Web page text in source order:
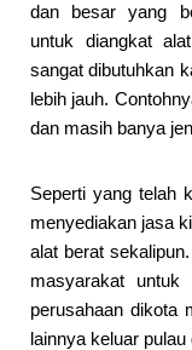
dan besar yang
untuk diangkat
sangat dibutuhkan
lebih jauh.
dan masih banya
Seperti yang telah
menyediakan jasa
alat berat
masyarakat untuk
perusahaan dikota
lainnya keluar pulau